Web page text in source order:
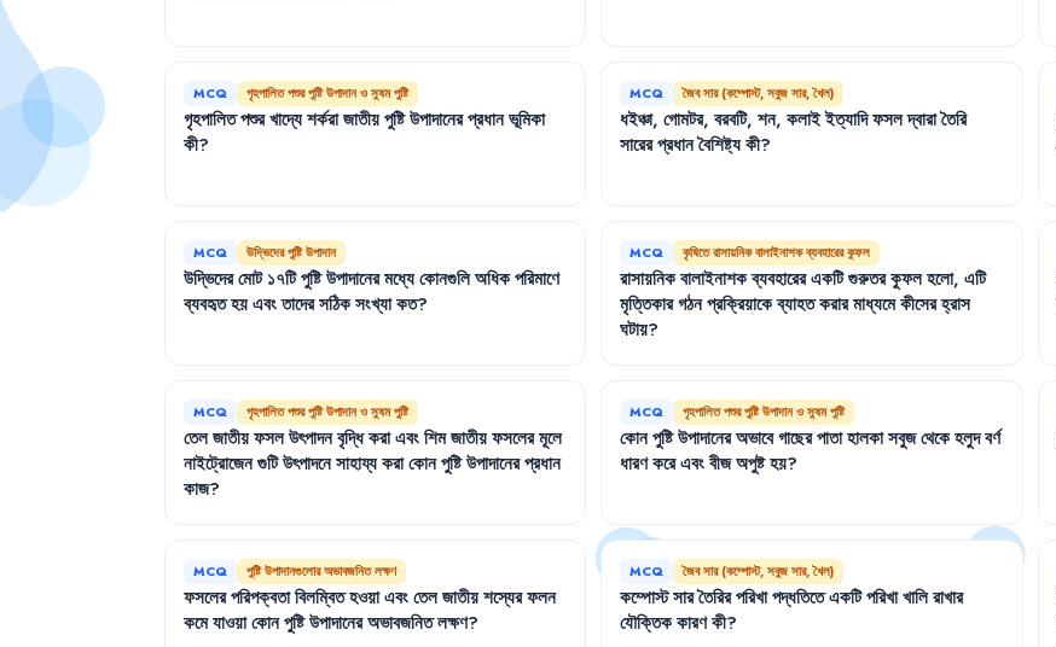
MCQ গৃহপালিত পশুর পুষ্টি উপাদান ও সুষম পুষ্টি
গৃহপালিতপশুরখাদ্যেশর্করাজাতীয়পুষ্টিউপাদানেরপ্রধানভূমিকা
কী?
MCQ জৈব সার (কম্পোস্ট, সবুজ সার, খৈল)
ধইঞ্চা, গোমটর, বরবটি, শন, কলাইইত্যাদিফসলদ্বারাতৈরি
সারেরপ্রধানবৈশিষ্ট্য কী?
MCQ উদ্ভিদের পুষ্টি উপাদান
উদ্ভিদেরমোট ১৭টিপুষ্টিউপাদানেরমধ্যেকোনগুলিঅধিকপরিমাণে
ব্যবহৃতহয়এবংতাদেরসঠিকসংখ্যাকত?
MCQ কৃষিতে রাসায়নিক বালাইনাশক ব্যবহারের কুফল
রাসায়নিকবালাইনাশকব্যবহারেরএকটিগুরুতরকুফলহলো, এটি
মৃত্তিকারগঠনপ্রক্রিয়াকেব্যাহতকরারমাধ্যমেকীসেরহ্রাস
ঘটায়?
MCQ গৃহপালিত পশুর পুষ্টি উপাদান ও সুষম পুষ্টি
তেলজাতীয়ফসলউৎপাদনবৃদ্ধিকরাএবংশিমজাতীয়ফসলেরমূলে
নাইট্রোজেনগুটিউৎপাদনেসাহায্যকরাকোনপুষ্টিউপাদানেরপ্রধান
কাজ?
MCQ গৃহপালিত পশুর পুষ্টি উপাদান ও সুষম পুষ্টি
কোনপুষ্টিউপাদানেরঅভাবেগাছেরপাতাহালকাসবুজথেকেহলুদবর্ণ
ধারণকরেএবং বীজঅপুষ্টহয়?
MCQ পুষ্টি উপাদানগুলোর অভাবজনিত লক্ষণ
ফসলেরপরিপক্বতাবিলম্বিতহওয়াএবংতেলজাতীয়শস্যেরফলন
কমেযাওয়াকোনপুষ্টিউপাদানেরঅভাবজনিতলক্ষণ?
MCQ জৈব সার (কম্পোস্ট, সবুজ সার, খৈল)
কম্পোস্টসারতৈরিরপরিখাপদ্ধতিতেএকটিপরিখাখালিরাখার
যৌক্তিককারণকী?